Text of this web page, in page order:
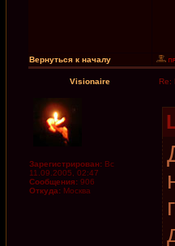
Вернуться к началу
Visionaire Re:
Зарегистрирован: Вс
11.09.2005, 02:47
Сообщения: 906
Откуда: Москва